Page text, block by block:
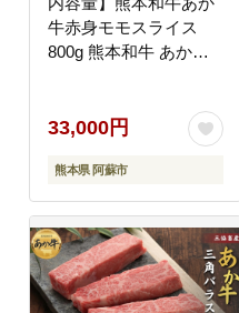
牛赤身モモスライス
800g 熊本和牛 あか牛
イス しゃぶしゃぶ用 す
き焼き用 お取り寄せ ヘ
ルシー 柔かい 熊本県
阿蘇市
33,000円
熊本県 阿蘇市